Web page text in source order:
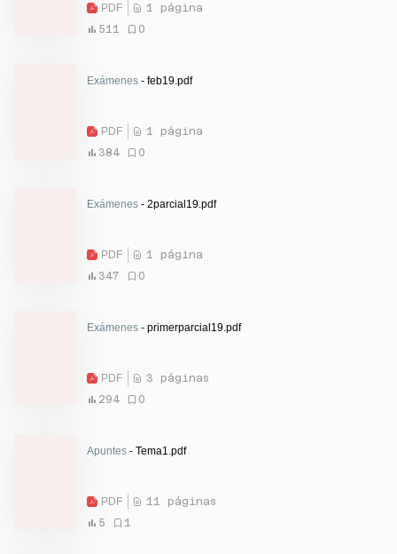
PDF
1 página
511
0
Exámenes - feb19.pdf
PDF
1 página
384
0
Exámenes - 2parcial19.pdf
PDF
1 página
347
0
Exámenes - primerparcial19.pdf
PDF
3 páginas
294
0
Apuntes - Tema1.pdf
PDF
11 páginas
5
1